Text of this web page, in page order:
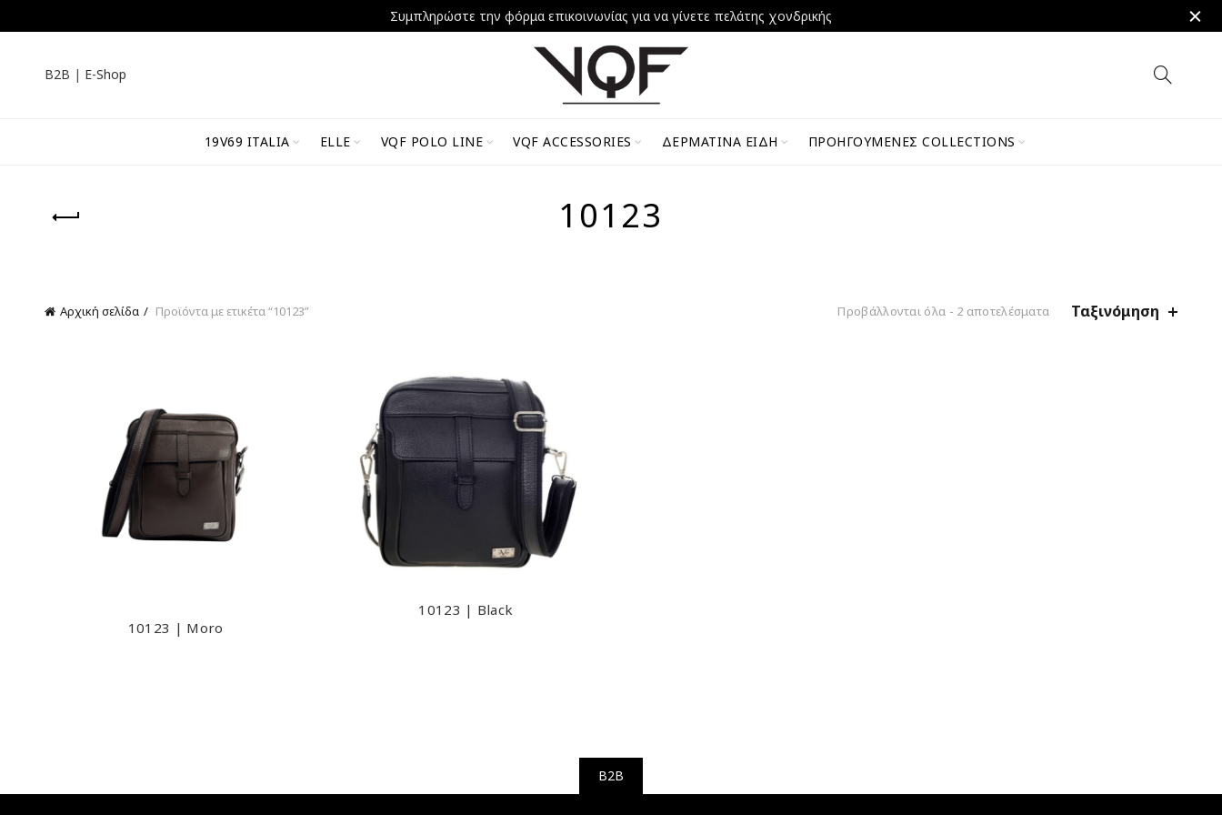
B2B | E-Shop
19V69 ITALIA ELLE VQF POLO LINE VQF ACCESSORIES ΔΕΡΜΆΤΙΝΑ ΕΊΔΗ ΠΡΟΗΓΟΎΜΕΝΕΣ COLLECTIONS
10123
Αρχική σελίδα Προϊόντα με ετικέτα “10123” Προβάλλονται όλα - 2 αποτελέσματα Ταξινόμηση
10123 | Moro
10123 | Black
B2B
Συμπληρώστε την φόρμα επικοινωνίας για να γίνετε πελάτης χονδρικής